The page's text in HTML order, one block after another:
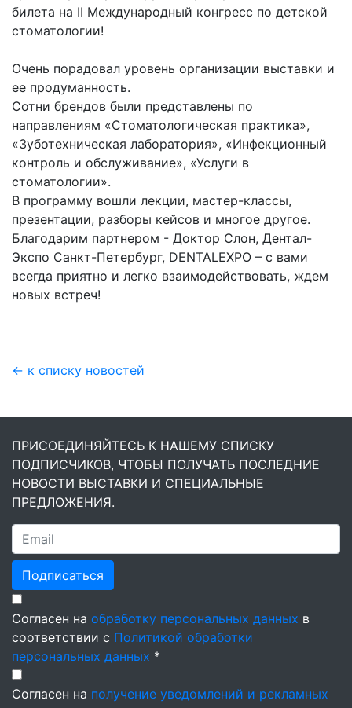
билета на II Международный конгресс по детской
стоматологии!
Очень порадовал уровень организации выставки и
ее продуманность.
Сотни брендов были представлены по
направлениям «Стоматологическая практика»,
«Зуботехническая лаборатория», «Инфекционный
контроль и обслуживание», «Услуги в
стоматологии».
В программу вошли лекции, мастер-классы,
презентации, разборы кейсов и многое другое.
Благодарим партнером - Доктор Слон, Дентал-
Экспо Санкт-Петербург, DENTALEXPO – с вами
всегда приятно и легко взаимодействовать, ждем
новых встреч!
← к списку новостей
ПРИСОЕДИНЯЙТЕСЬ К НАШЕМУ СПИСКУ
ПОДПИСЧИКОВ, ЧТОБЫ ПОЛУЧАТЬ ПОСЛЕДНИЕ
НОВОСТИ ВЫСТАВКИ И СПЕЦИАЛЬНЫЕ
ПРЕДЛОЖЕНИЯ.
Подписаться
Согласен на обработку персональных данных в
соответствии с Политикой обработки
персональных данных *
Согласен на получение уведомлений и рекламных